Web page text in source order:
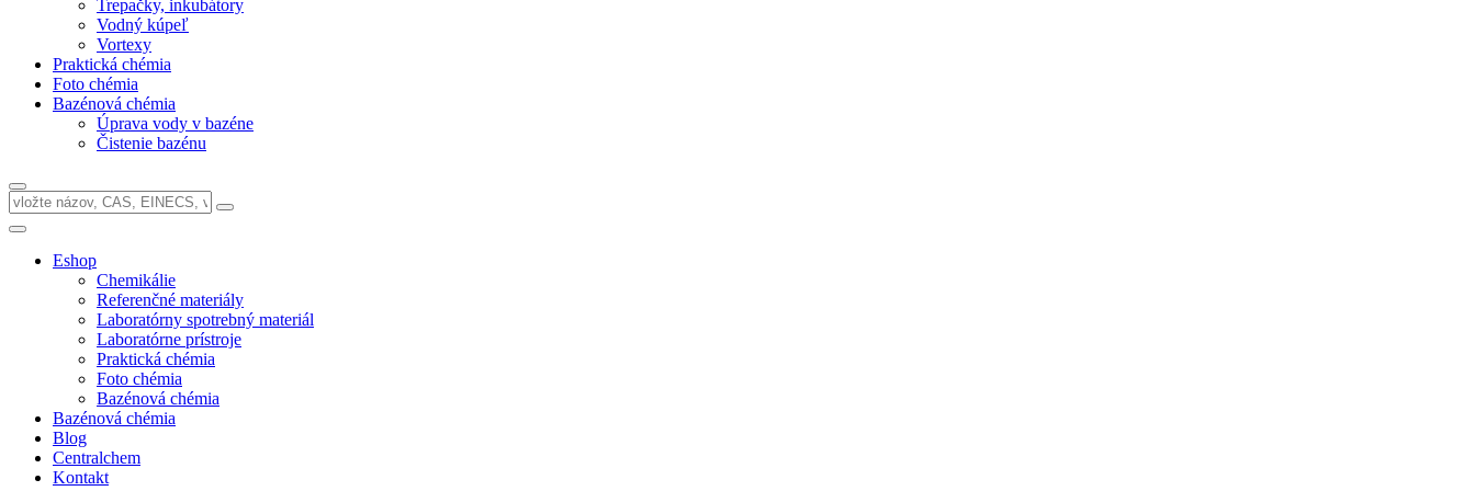
Trepačky, inkubátory
Vodný kúpeľ
Vortexy
Praktická chémia
Foto chémia
Bazénová chémia
Úprava vody v bazéne
Čistenie bazénu
Eshop
Chemikálie
Referenčné materiály
Laboratórny spotrebný materiál
Laboratórne prístroje
Praktická chémia
Foto chémia
Bazénová chémia
Bazénová chémia
Blog
Centralchem
Kontakt